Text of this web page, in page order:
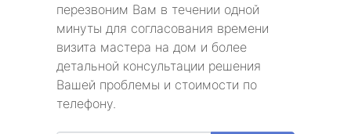
перезвоним Вам в течении одной
минуты для согласования времени
визита мастера на дом и более
детальной консультации решения
Вашей проблемы и стоимости по
телефону.